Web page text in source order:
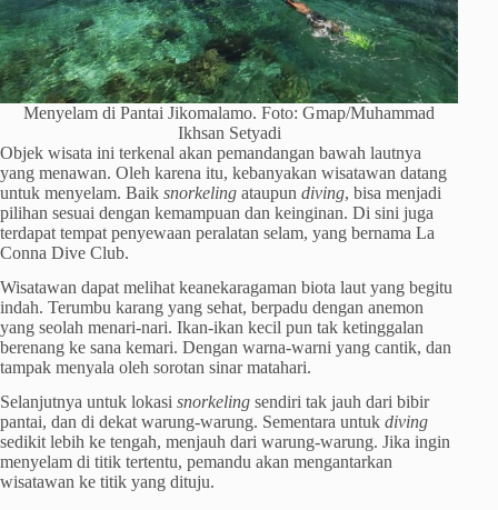
Menyelam di Pantai Jikomalamo. Foto: Gmap/Muhammad
Ikhsan Setyadi
Objek wisata ini terkenal akan pemandangan bawah lautnya
yang menawan. Oleh karena itu, kebanyakan wisatawan datang
untuk menyelam. Baik snorkeling ataupun diving, bisa menjadi
pilihan sesuai dengan kemampuan dan keinginan. Di sini juga
terdapat tempat penyewaan peralatan selam, yang bernama La
Conna Dive Club.
Wisatawan dapat melihat keanekaragaman biota laut yang begitu
indah. Terumbu karang yang sehat, berpadu dengan anemon
yang seolah menari-nari. Ikan-ikan kecil pun tak ketinggalan
berenang ke sana kemari. Dengan warna-warni yang cantik, dan
tampak menyala oleh sorotan sinar matahari.
Selanjutnya untuk lokasi snorkeling sendiri tak jauh dari bibir
pantai, dan di dekat warung-warung. Sementara untuk diving
sedikit lebih ke tengah, menjauh dari warung-warung. Jika ingin
menyelam di titik tertentu, pemandu akan mengantarkan
wisatawan ke titik yang dituju.